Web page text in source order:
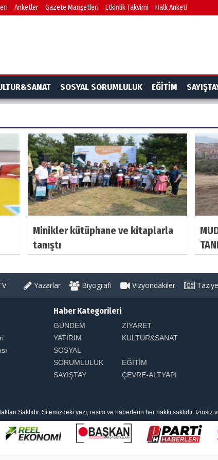
Anketler Gazete Manşetleri Etkinlik Takvimi Halk Anketi
SOSYAL SORUMLULUK EĞİTİM
Minikler kütüphane ve kitaplarla
tanıştı
Yazarlar Biyografi Vizyondakiler
Haber Kategorileri
GÜNDEM
ZİYARET
YATIRIM
KULTUR&SANAT
SOSYAL
SORUMLULUK
EĞİTİM
SAYIŞTAY
ÇEVRE-ALTYAPI
Saklıdır. Sitemizdeki yazı, resim ve haberlerin her hakkı saklıdır.